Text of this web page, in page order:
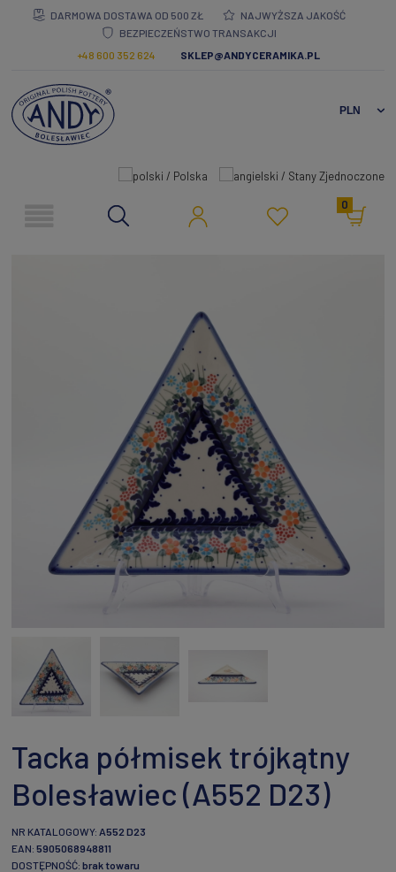
DARMOWA DOSTAWA OD 500 ZŁ
NAJWYŻSZA JAKOŚĆ
BEZPIECZEŃSTWO TRANSAKCJI
+48 600 352 624
SKLEP@ANDYCERAMIKA.PL
0
Tacka półmisek trójkątny
Bolesławiec (A552 D23)
NR KATALOGOWY: A552 D23
EAN: 5905068948811
DOSTĘPNOŚĆ: brak towaru